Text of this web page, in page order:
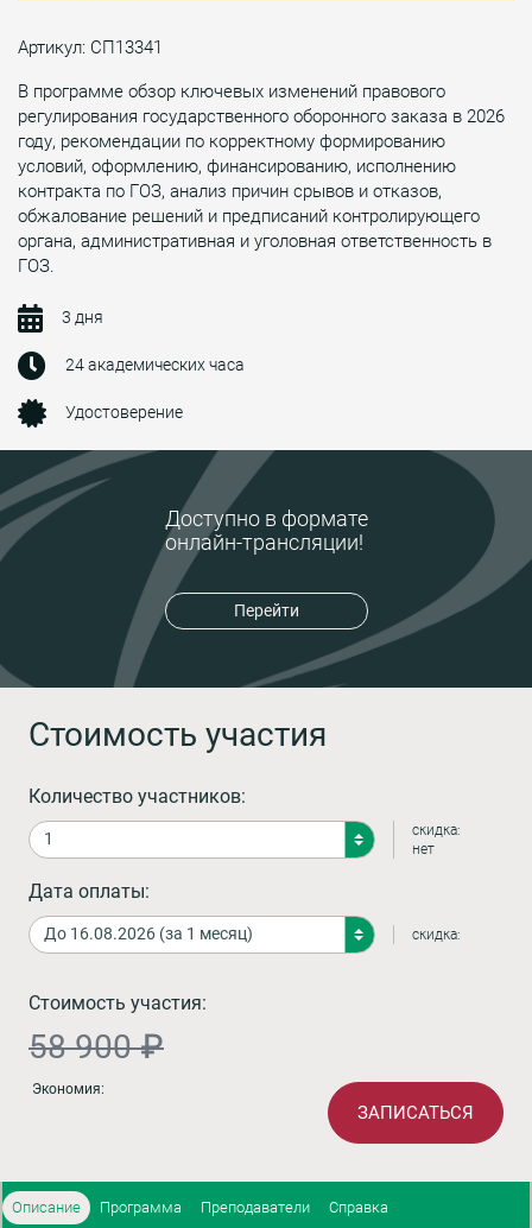
Доступно в формате
онлайн-трансляции!
Перейти
Артикул: СП13341
В программе обзор ключевых изменений правового
регулирования государственного оборонного заказа в 2026
году, рекомендации по корректному формированию
условий, оформлению, финансированию, исполнению
контракта по ГОЗ, анализ причин срывов и отказов,
обжалование решений и предписаний контролирующего
органа, административная и уголовная ответственность в
ГОЗ.
3 дня
24 академических часа
Удостоверение
Стоимость участия
Количество участников:
скидка:
нет
Дата оплаты:
скидка:
Стоимость участия:
58 900 ₽
Экономия:
ЗАПИСАТЬСЯ
Описание Программа Преподаватели Справка